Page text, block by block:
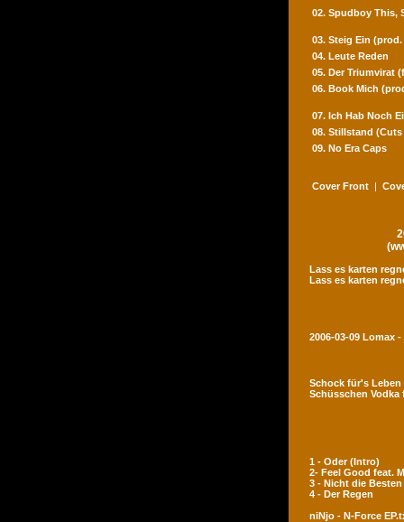
02. Spudboy This,
03. Steig Ein
04. Leute Reden
05. Der Triumvirat
06. Book Mich
07. Ich Hab Noch
08. Stillstand
09. No Era Caps
Cover Front |
Lass es karten
Lass es karten
2006-03-09 Lomax
Schock für's
Schüsschen Vodka
1 - Oder (Intro)
2- Feel Good feat.
3 - Nicht die Besten
4 - Der Regen
niNjo - N-Force